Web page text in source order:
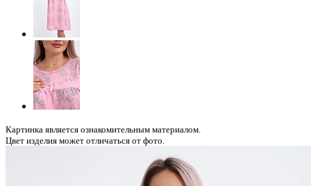
Картинка является ознакомительным материалом.
Цвет изделия может отличаться от фото.